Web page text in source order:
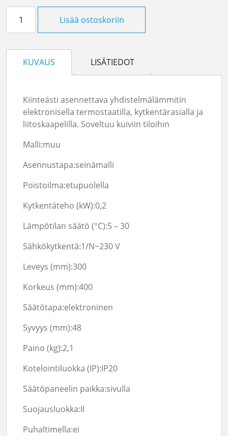
Lisää ostoskoriin
KUVAUS LISÄTIEDOT
Kiinteästi asennettava yhdistelmälämmitin
elektronisella termostaatilla, kytkentärasialla ja
liitoskaapelilla. Soveltuu kuiviin tiloihin
Malli:muu
Asennustapa:seinämalli
Poistoilma:etupuolella
Kytkentäteho (kW):0,2
Lämpötilan säätö (°C):5 – 30
Sähkökytkentä:1/N~230 V
Leveys (mm):300
Korkeus (mm):400
Säätötapa:elektroninen
Syvyys (mm):48
Paino (kg):2,1
Kotelointiluokka (IP):IP20
Säätöpaneelin paikka:sivulla
Suojausluokka:II
Puhaltimella:ei